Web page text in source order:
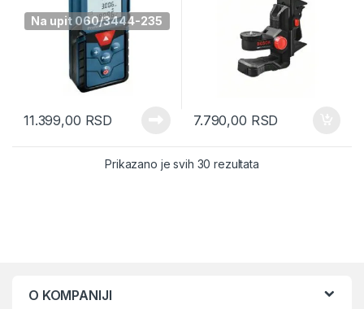
Na upit 060/3444-235
11.399,00 RSD 7.790,00 RSD
Prikazano je svih 30 rezultataSorted by latest
O KOMPANIJI